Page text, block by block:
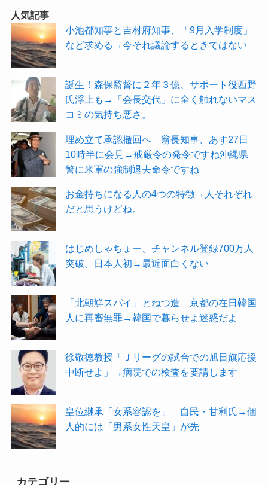
人気記事
小池都知事と吉村府知事、「9月入学制度」
など求める→今それ議論するときではない
誕生！森保監督に２年３億、サポート役西野
氏浮上も→「会長交代」に全く触れないマス
コミの気持ち悪さ。
埋め立て承認撤回へ 翁長知事、あす27日
10時半に会見→戒厳令の発令ですね沖縄県
警に米軍の強制退去命令ですね
お金持ちになる人の4つの特徴→人それぞれ
だと思うけどね。
はじめしゃちょー、チャンネル登録700万人
突破。日本人初→最近面白くない
「北朝鮮スパイ」とねつ造 京都の在日韓国
人に再審無罪→韓国で暮らせよ迷惑だよ
徐敬徳教授「Ｊリーグの試合での旭日旗応援
中断せよ」→病院での検査を要請します
皇位継承「女系容認を」 自民・甘利氏→個
人的には「男系女性天皇」が先
カテゴリー